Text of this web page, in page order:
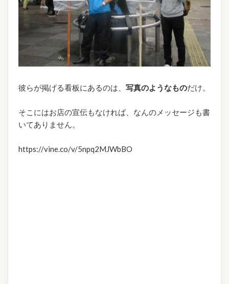
彼らが掲げる看板にあるのは、 写真のようなものだけ。
そこにはお店の宣伝もなければ、なんのメッセージも書
いてありません。
https://vine.co/v/5npq2MJWbBO